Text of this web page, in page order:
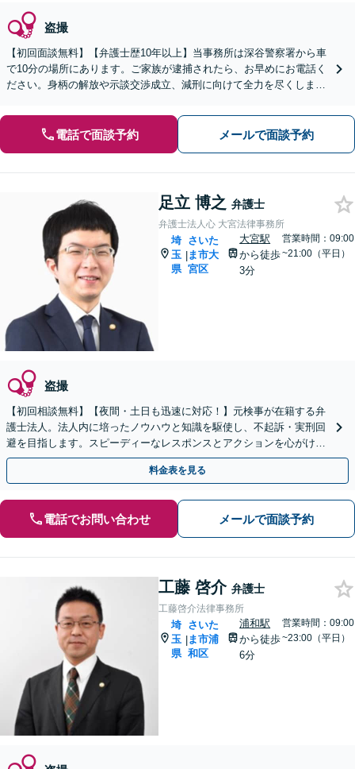
盗撮
【初回面談無料】【弁護士歴10年以上】当事務所は深谷警察署から車
で10分の場所にあります。ご家族が逮捕されたら、お早めにお電話く
ださい。身柄の解放や示談交渉成立、減刑に向けて全力を尽くします
電話で面談予約 メールで面談予約
足立 博之 弁護士
弁護士法人心 大宮法律事務所
埼
玉
県
|
さいた
ま市大
宮区
大宮駅
から徒歩
3分
営業時間：09:00
~21:00（平日）
盗撮
【初回相談無料】【夜間・土日も迅速に対応！】元検事が在籍する弁
護士法人。法人内に培ったノウハウと知識を駆使し、不起訴・実刑回
避を目指します。スピーディーなレスポンスとアクションを心がけ、
最善の解決を目指します【電話相談可】
料金表を見る
電話でお問い合わせ メールで面談予約
工藤 啓介 弁護士
工藤啓介法律事務所
埼
玉
県
|
さいた
ま市浦
和区
浦和駅
から徒歩
6分
営業時間：09:00
~23:00（平日）